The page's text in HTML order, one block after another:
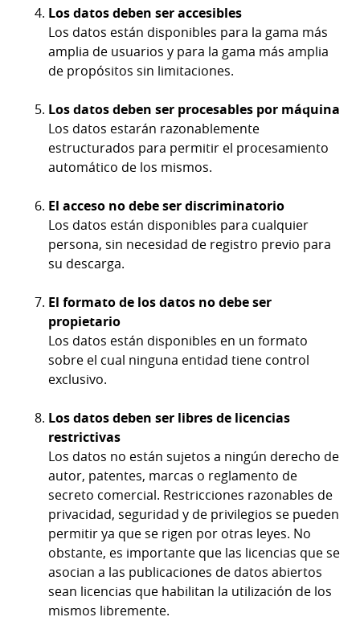
Los datos deben ser accesibles
Los datos están disponibles para la gama más
amplia de usuarios y para la gama más amplia
de propósitos sin limitaciones.
Los datos deben ser procesables por máquina
Los datos estarán razonablemente
estructurados para permitir el procesamiento
automático de los mismos.
El acceso no debe ser discriminatorio
Los datos están disponibles para cualquier
persona, sin necesidad de registro previo para
su descarga.
El formato de los datos no debe ser
propietario
Los datos están disponibles en un formato
sobre el cual ninguna entidad tiene control
exclusivo.
Los datos deben ser libres de licencias
restrictivas
Los datos no están sujetos a ningún derecho de
autor, patentes, marcas o reglamento de
secreto comercial. Restricciones razonables de
privacidad, seguridad y de privilegios se pueden
permitir ya que se rigen por otras leyes. No
obstante, es importante que las licencias que se
asocian a las publicaciones de datos abiertos
sean licencias que habilitan la utilización de los
mismos libremente.